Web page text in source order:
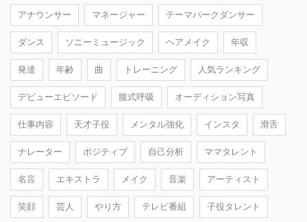
アナウンサー マネージャー テーマパークダンサー
ダンス ソニーミュージック ヘアメイク 年収
発達 年齢 曲 トレーニング 人気ランキング
デビューエピソード 腹式呼吸 オーディション写真
仕事内容 天才子役 メンタル強化 インスタ 滑舌
ナレーター ポジティブ 自己分析 ママタレント
名言 エキストラ メイク 音楽 アーティスト
笑顔 芸人 やり方 テレビ番組 子役タレント